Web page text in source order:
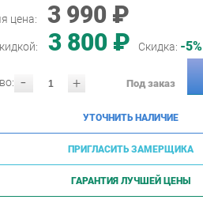
цена: 3 990 ₽
3 800 ₽ Скидка: -5%
- + Под заказ
УТОЧНИТЬ НАЛИЧИЕ
ПРИГЛАСИТЬ ЗАМЕРЩИКА
ГАРАНТИЯ ЛУЧШЕЙ ЦЕНЫ